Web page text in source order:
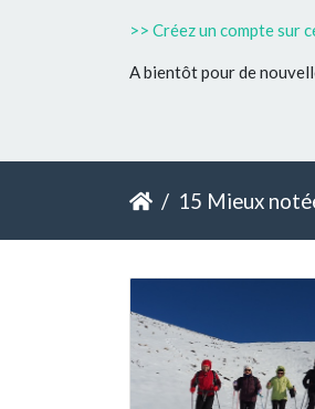
>> Créez un compte
A bientôt pour de
15 Mieux